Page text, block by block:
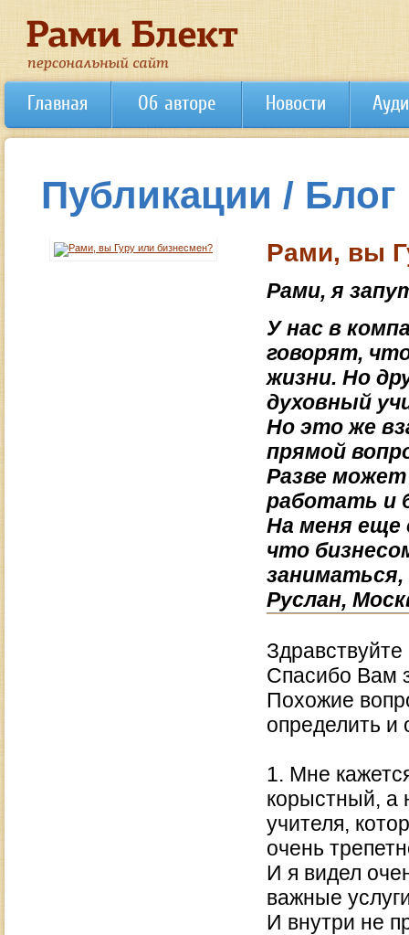
Главная Об авторе Новости
Публикации / Блог
Рами, вы
Рами, я
У нас в
говорят,
жизни. Но
духовный
Но это же
прямой
Разве
работать и
На меня еще
что
заниматься,
Руслан,
Спасибо Вам
Похожие
определить и
1. Мне
корыстный, а
учителя,
очень
И я видел
важные
И внутри не